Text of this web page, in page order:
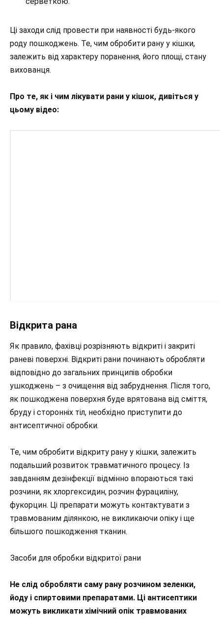
Ці заходи слід провести при наявності будь-якого
роду пошкоджень. Те, чим обробити рану у кішки,
залежить від характеру поранення, його площі, стану
вихованця.
Про те, як і чим лікувати рани у кішок, дивіться у
цьому відео:
Відкрита рана
Як правило, фахівці розрізняють відкриті і закриті
раневі поверхні. Відкриті рани починають обробляти
відповідно до загальних принципів обробки
ушкоджень – з очищення від забруднення. Після того,
як пошкоджена поверхня буде врятована від сміття,
бруду і сторонніх тіл, необхідно приступити до
антисептичної обробки.
Те, чим обробити відкриту рану у кішки, залежить
подальший розвиток травматичного процесу. Із
завданням дезінфекції відмінно впораються такі
розчини, як хлоргексидин, розчин фурациліну,
фукорцин. Ці препарати можуть контактувати з
травмованим ділянкою, не викликаючи опіку і ще
більшого пошкодження тканин.
Засоби для обробки відкритої рани
Не слід обробляти саму рану розчином зеленки,
йоду і спиртовими препаратами. Ці антисептики
можуть викликати хімічний опік травмованих